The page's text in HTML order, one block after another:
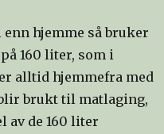
hjemme så bruker
160 liter, som i
alltid hjemmefra med
brukt til matlaging,
av de 160 liter